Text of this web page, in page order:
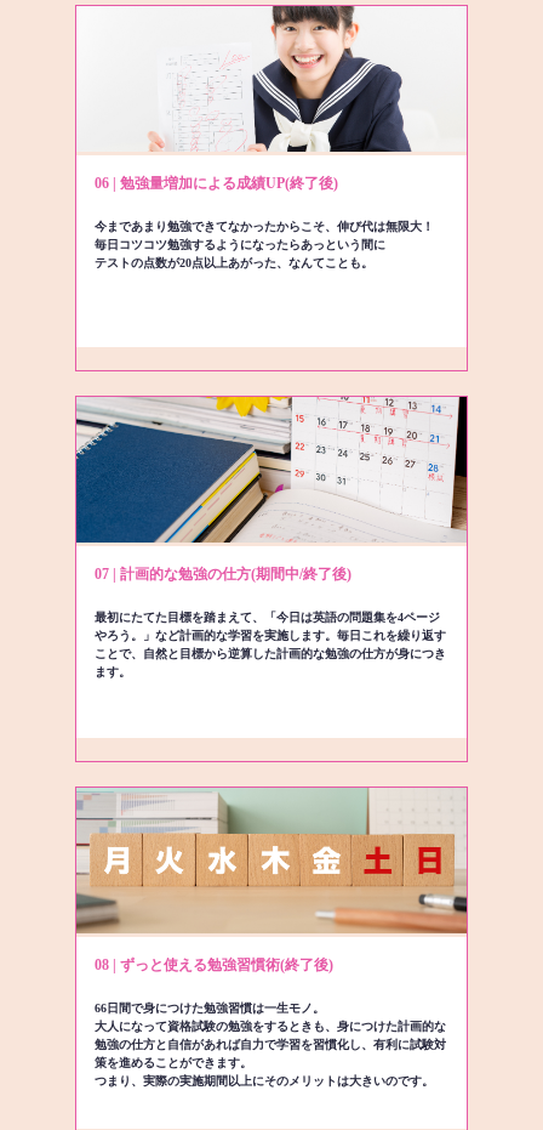
06 | 勉強量増加による成績UP(終了後)
今まであまり勉強できてなかったからこそ、伸び代は無限大！
毎日コツコツ勉強するようになったらあっという間に
テストの点数が20点以上あがった、なんてことも。
07 | 計画的な勉強の仕方(期間中/終了後)
最初にたてた目標を踏まえて、「今日は英語の問題集を4ページ
やろう。」など計画的な学習を実施します。毎日これを繰り返す
ことで、自然と目標から逆算した計画的な勉強の仕方が身につき
ます。
08 | ずっと使える勉強習慣術(終了後)
66日間で身につけた勉強習慣は一生モノ。
大人になって資格試験の勉強をするときも、身につけた計画的な
勉強の仕方と自信があれば自力で学習を習慣化し、有利に試験対
策を進めることができます。
つまり、実際の実施期間以上にそのメリットは大きいのです。